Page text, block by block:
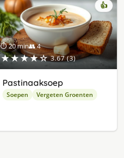
⏱ 20 min👥 4
★★★★☆ 3.67 (3)
👍
Pastinaaksoep
Soepen Vergeten Groenten